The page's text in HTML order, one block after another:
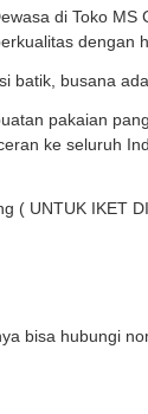
di Toko MS
dengan
batik, busana
pakaian
ke seluruh
( UNTUK IKET
bisa hubungi